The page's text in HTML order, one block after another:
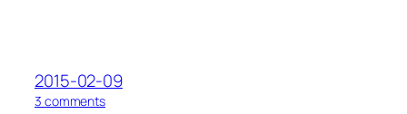
2015-02-09
3 commentso